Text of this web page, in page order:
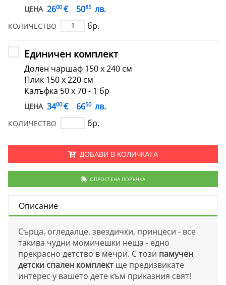
ЦЕНА 2600 € 5085 лв.
КОЛИЧЕСТВО бр.
Единичен комплект
Долен чаршаф 150 х 240 см
Плик 150 х 220 см
Калъфка 50 х 70 - 1 бр
ЦЕНА 3400 € 6650 лв.
КОЛИЧЕСТВО бр.
ДОБАВИ В КОЛИЧКАТА
ОПРОСТЕНА ПОРЪЧКА
Описание
Сърца, огледалце, звездички, принцеси - все
такива чудни момичешки неща - едно
прекрасно детство в мечри. С този памучен
детски спален комплект ще предизвикате
интерес у вашето дете към приказния свят!